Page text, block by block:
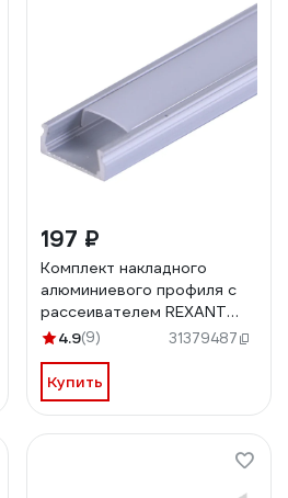
197 ₽
Комплект накладного
алюминиевого профиля с
рассеивателем REXANT
15x6мм, 1м 146-400-1
4.9(9) 31379487
Купить